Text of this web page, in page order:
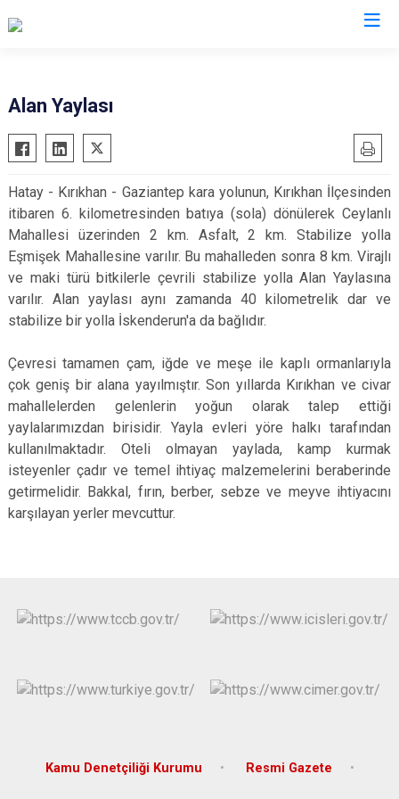
Altınözü
Belen
Dörtyol
Erzin
Hassa
İskenderun
Kırıkhan
Yayladağı
Payas
Arsuz
Antakya
Defne
Alan Yaylası
Hatay - Kırıkhan - Gaziantep kara yolunun, Kırıkhan İlçesinden
itibaren 6. kilometresinden batıya (sola) dönülerek Ceylanlı
Mahallesi üzerinden 2 km. Asfalt, 2 km. Stabilize yolla
Eşmişek Mahallesine varılır. Bu mahalleden sonra 8 km. Virajlı
ve maki türü bitkilerle çevrili stabilize yolla Alan Yaylasına
varılır. Alan yaylası aynı zamanda 40 kilometrelik dar ve
stabilize bir yolla İskenderun'a da bağlıdır.
Çevresi tamamen çam, iğde ve meşe ile kaplı ormanlarıyla
çok geniş bir alana yayılmıştır. Son yıllarda Kırıkhan ve civar
mahallelerden gelenlerin yoğun olarak talep ettiği
yaylalarımızdan birisidir. Yayla evleri yöre halkı tarafından
kullanılmaktadır. Oteli olmayan yaylada, kamp kurmak
isteyenler çadır ve temel ihtiyaç malzemelerini beraberinde
getirmelidir. Bakkal, fırın, berber, sebze ve meyve ihtiyacını
karşılayan yerler mevcuttur.
Kamu Denetçiliği Kurumu Resmi Gazete